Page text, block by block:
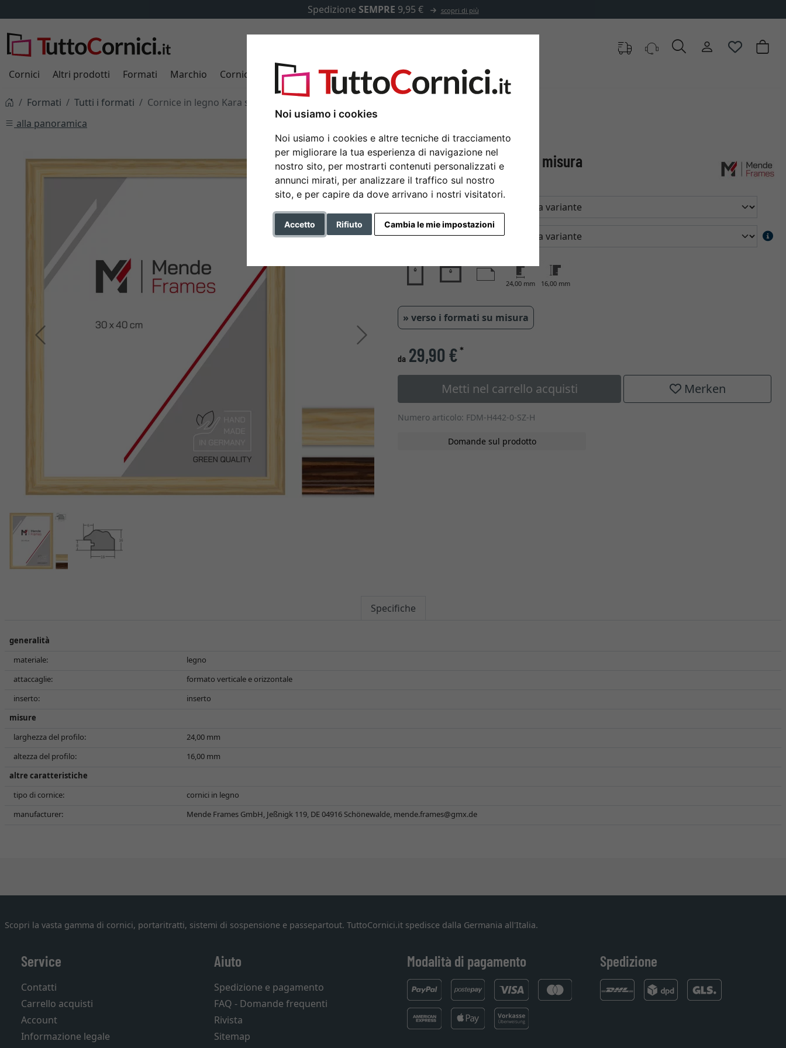
Noi usiamo i cookies
Noi usiamo i cookies e altre tecniche di tracciamento
per migliorare la tua esperienza di navigazione nel
nostro sito, per mostrarti contenuti personalizzati e
annunci mirati, per analizzare il traffico sul nostro
sito, e per capire da dove arrivano i nostri visitatori.
Accetto Rifiuto Cambia le mie impostazioni
Spedizione SEMPRE 9,95 € scopri di più
Cornici Altri prodotti Formati Marchio Cornici su misura Passepartout Accessori
Formati Tutti i formati
Cornice in legno Kara su misura
alla panoramica
Indietro Avanti
Cornice in legno Kara su misura
Tipo di vetro
24,00 mm 16,00 mm
» verso i formati su misura
da 29,90 €*
Metti nel carrello acquisti Merken
Numero articolo: FDM-H442-0-SZ-H
Domande sul prodotto
Specifiche
generalità
materiale:
legno
attaccaglie:
formato verticale e orizzontale
inserto:
inserto
misure
larghezza del profilo:
24,00 mm
altezza del profilo:
16,00 mm
altre caratteristiche
tipo di cornice:
cornici in legno
manufacturer:
Mende Frames GmbH, Jeßnigk 119, DE 04916 Schönewalde, mende.frames@gmx.de
Scopri la vasta gamma di cornici, portaritratti, sistemi di sospensione e passepartout. TuttoCornici.it spedisce dalla Germania all'Italia.
Service
Contatti
Carrello acquisti
Account
Informazione legale
Aiuto
Spedizione e pagamento
FAQ - Domande frequenti
Rivista
Sitemap
Modalità di pagamento Spedizione